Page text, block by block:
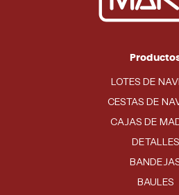
LOTES DE
CESTAS DE
CAJAS DE
DETALLES
BAULES